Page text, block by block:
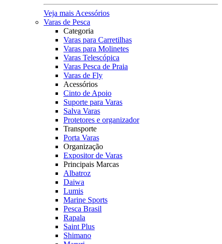
Veja mais Acessórios
Varas de Pesca
Categoria
Varas para Carretilhas
Varas para Molinetes
Varas Telescópica
Varas Pesca de Praia
Varas de Fly
Acessórios
Cinto de Apoio
Suporte para Varas
Salva Varas
Protetores e organizador
Transporte
Porta Varas
Organização
Expositor de Varas
Principais Marcas
Albatroz
Daiwa
Lumis
Marine Sports
Pesca Brasil
Rapala
Saint Plus
Shimano